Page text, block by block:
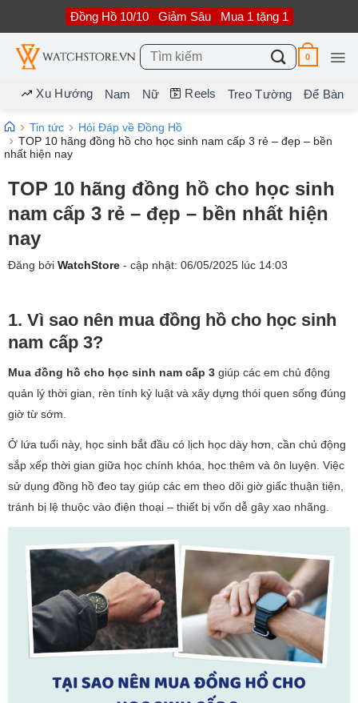
nội
dung
Đồng Hồ 10/10 Giảm Sâu Mua 1 tặng 1
Tìm
kiếm:
0
Xu Hướng Nam Nữ Reels Treo Tường Để Bàn
Tin tức
Hỏi Đáp về Đồng Hồ
TOP 10 hãng đồng hồ cho học sinh nam cấp 3 rẻ – đẹp – bền
nhất hiện nay
TOP 10 hãng đồng hồ cho học sinh
nam cấp 3 rẻ – đẹp – bền nhất hiện
nay
Đăng bởi WatchStore - cập nhật: 06/05/2025 lúc 14:03
1. Vì sao nên mua đồng hồ cho học sinh
nam cấp 3?
Mua đồng hồ cho học sinh nam cấp 3 giúp các em chủ động
quản lý thời gian, rèn tính kỷ luật và xây dựng thói quen sống đúng
giờ từ sớm.
Ở lứa tuổi này, học sinh bắt đầu có lịch học dày hơn, cần chủ động
sắp xếp thời gian giữa học chính khóa, học thêm và ôn luyện. Việc
sử dụng đồng hồ đeo tay giúp các em theo dõi giờ giấc thuận tiện,
tránh bị lệ thuộc vào điện thoại – thiết bị vốn dễ gây xao nhãng.